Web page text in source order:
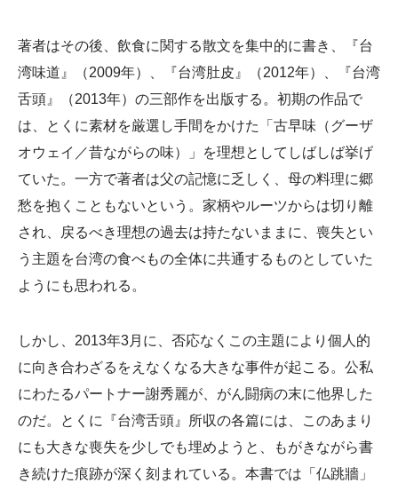
著者はその後、飲食に関する散文を集中的に書き、『台
湾味道』（2009年）、『台湾肚皮』（2012年）、『台湾
舌頭』（2013年）の三部作を出版する。初期の作品で
は、とくに素材を厳選し手間をかけた「古早味（グーザ
オウェイ／昔ながらの味）」を理想としてしばしば挙げ
ていた。一方で著者は父の記憶に乏しく、母の料理に郷
愁を抱くこともないという。家柄やルーツからは切り離
され、戻るべき理想の過去は持たないままに、喪失とい
う主題を台湾の食べもの全体に共通するものとしていた
ようにも思われる。
しかし、2013年3月に、否応なくこの主題により個人的
に向き合わざるをえなくなる大きな事件が起こる。公私
にわたるパートナー謝秀麗が、がん闘病の末に他界した
のだ。とくに『台湾舌頭』所収の各篇には、このあまり
にも大きな喪失を少しでも埋めようと、もがきながら書
き続けた痕跡が深く刻まれている。本書では「仏跳牆」